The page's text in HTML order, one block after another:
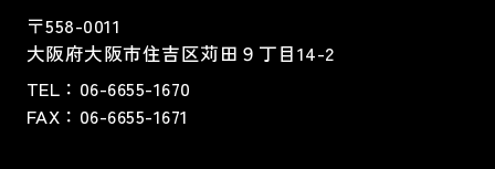
〒558-0011
大阪府大阪市住吉区苅田９丁目14-2
TEL： 06-6655-1670
FAX： 06-6655-1671